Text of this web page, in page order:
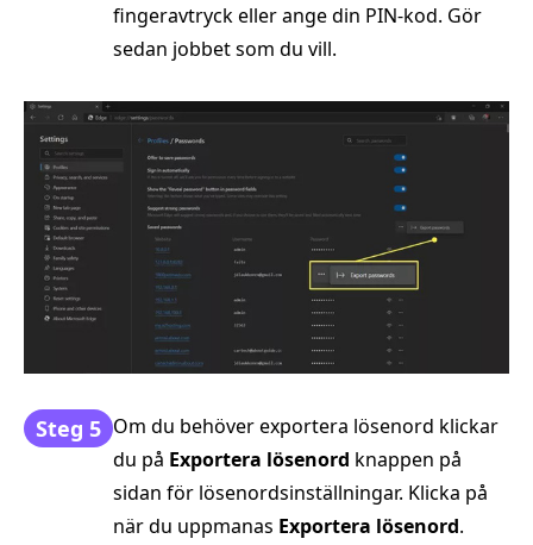
fingeravtryck eller ange din PIN-kod. Gör
sedan jobbet som du vill.
Steg 5 Om du behöver exportera lösenord klickar
du på Exportera lösenord knappen på
sidan för lösenordsinställningar. Klicka på
när du uppmanas Exportera lösenord.